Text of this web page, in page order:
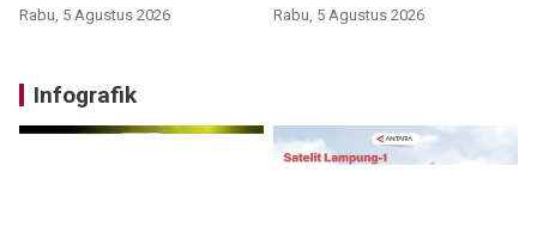
Rabu, 5 Agustus 2026 Rabu, 5 Agustus 2026
Infografik